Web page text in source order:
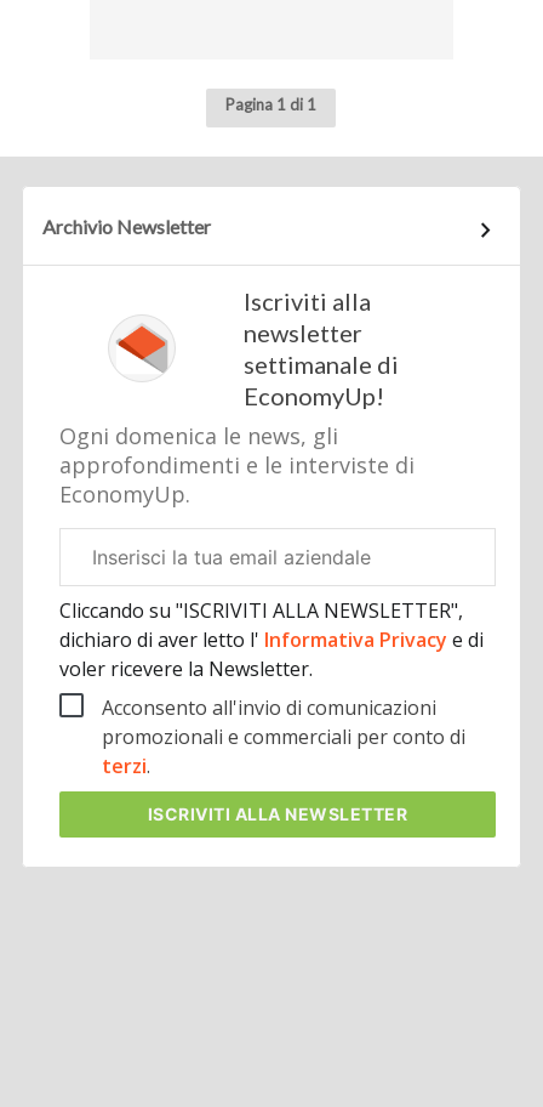
Pagina 1 di 1
Archivio Newsletter
Iscriviti alla
newsletter
settimanale di
EconomyUp!
Ogni domenica le news, gli
approfondimenti e le interviste di
EconomyUp.
aziendale
Cliccando su "ISCRIVITI ALLA NEWSLETTER",
dichiaro di aver letto l' Informativa Privacye di
voler ricevere la Newsletter.
Acconsento all'invio di comunicazioni
promozionali e commerciali per conto di
terzi.
ISCRIVITI ALLA NEWSLETTER